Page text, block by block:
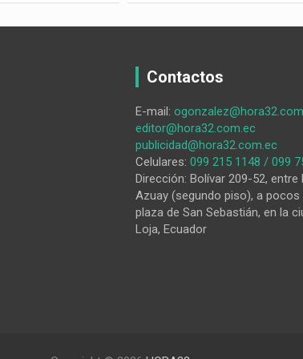
Contactos
E-mail:
editor@hora32.com.ec
publicidad@hora32.com.ec
Celulares: 099 215 1148 / 099
Dirección: Bolívar 209-52, entre
Azuay (segundo piso), a
plaza de San Sebastián, en la
Loja, Ecuador